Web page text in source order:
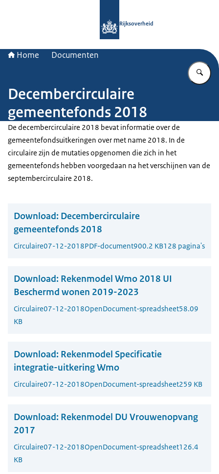
Rijksoverheid
Home Documenten
Decembercirculaire
gemeentefonds 2018
De decembercirculaire 2018 bevat informatie over de
gemeentefondsuitkeringen over met name 2018. In de
circulaire zijn de mutaties opgenomen die zich in het
gemeentefonds hebben voorgedaan na het verschijnen van de
septembercirculaire 2018.
Download: Decembercirculaire
gemeentefonds 2018
Circulaire07-12-2018PDF-document900.2 KB128 pagina's
Download: Rekenmodel Wmo 2018 UI
Beschermd wonen 2019-2023
Circulaire07-12-2018OpenDocument-spreadsheet58.09
KB
Download: Rekenmodel Specificatie
integratie-uitkering Wmo
Circulaire07-12-2018OpenDocument-spreadsheet259 KB
Download: Rekenmodel DU Vrouwenopvang
2017
Circulaire07-12-2018OpenDocument-spreadsheet126.4
KB